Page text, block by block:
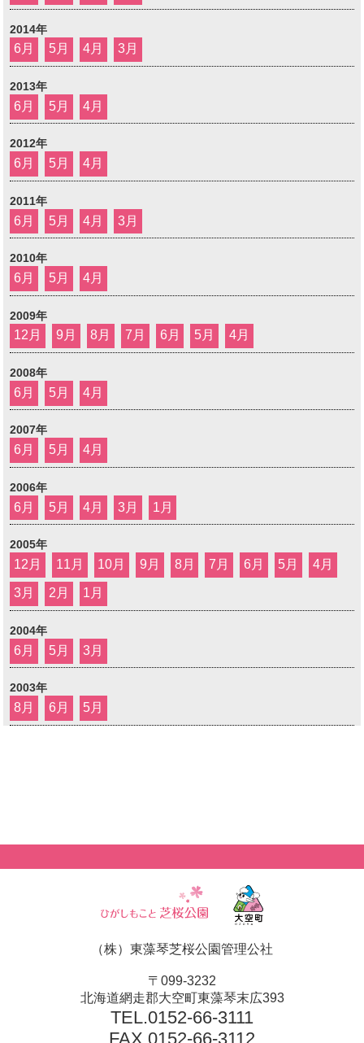
2014年
6月 5月 4月 3月
2013年
6月 5月 4月
2012年
6月 5月 4月
2011年
6月 5月 4月 3月
2010年
6月 5月 4月
2009年
12月 9月 8月 7月 6月 5月 4月
2008年
6月 5月 4月
2007年
6月 5月 4月
2006年
6月 5月 4月 3月 1月
2005年
12月 11月 10月 9月 8月 7月 6月 5月 4月
3月 2月 1月
2004年
6月 5月 3月
2003年
8月 6月 5月
（株）東藻琴芝桜公園管理公社
〒099-3232
北海道網走郡大空町東藻琴末広393
TEL.0152-66-3111
FAX.0152-66-3112